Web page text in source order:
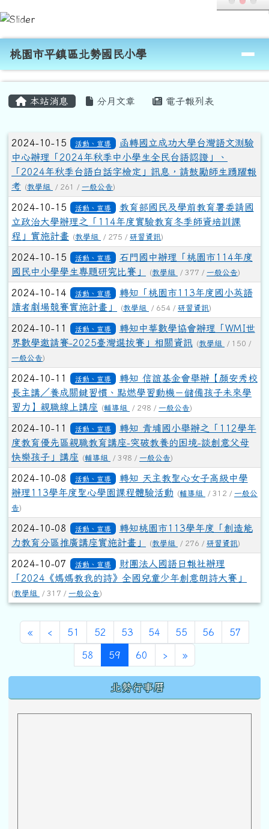
跳至主內容區
桃園市平鎮區北勢國民小學
導覽列
桃園市平鎮區北勢國民小學
本站消息 分月文章 電子報列表
文章列表
2024-10-15 活動、宣導
函轉國立成功大學台灣語文測驗
中心辦理「2024年秋季中小學生全民台語認證」、
「2024年秋季台語白話字檢定」訊息，請鼓勵師生踴躍報
考 (教學組 / 261 / 一般公告)
2024-10-15 活動、宣導
教育部國民及學前教育署委請國
立政治大學辦理之「114年度實驗教育冬季師資培訓課
程」實施計畫 (教學組 / 275 / 研習資訊)
2024-10-15 活動、宣導
石門國中辦理「桃園市114年度
國民中小學學生專題研究比賽」
(教學組 / 377 / 一般公告)
2024-10-14 活動、宣導
轉知「桃園市113年度國小英語
讀者劇場競賽實施計畫」
(教學組 / 654 / 研習資訊)
2024-10-11 活動、宣導
轉知中華數學協會辦理「WMI世
界數學邀請賽-2025臺灣選拔賽」相關資訊 (教學組
/ 150 /
一般公告)
2024-10-11 活動、宣導
轉知 信誼基金會舉辦【顏安秀校
長主講／養成關鍵習慣、點燃學習動機－儲備孩子未來學
習力】親職線上講座
(輔導組 / 298 / 一般公告)
2024-10-11 活動、宣導
轉知 青埔國小舉辦之「112學年
度教育優先區親職教育講座-突破教養的困境-談創意父母
快樂孩子」講座
(輔導組 / 398 / 一般公告)
2024-10-08 活動、宣導
轉知 天主教聖心女子高級中學
辦理113學年度聖心學園課程體驗活動
(輔導組 / 312 / 一般公
告)
2024-10-08 活動、宣導
轉知桃園市113學年度「創造能
力教育分區推廣講座實施計畫」
(教學組 / 276 / 研習資訊)
2024-10-07 活動、宣導
財團法人國語日報社辦理
「2024《媽媽教我的詩》全國兒童少年創意朗詩大賽」
(教學組 / 317 / 一般公告)
«第一頁
‹ 上一頁
51 52 53 54 55 56 57
58 59(目前頁次)
60 ›下一頁
»最後頁
北勢行事曆